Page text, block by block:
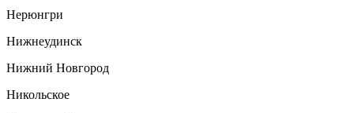
Нерюнгри
Нижнеудинск
Нижний Новгород
Никольское